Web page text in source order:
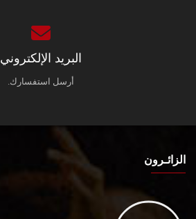
البريد الإلكتروني
أرسل استفسارك.
الزائـرون